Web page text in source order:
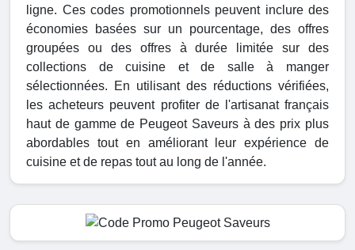
ligne. Ces codes promotionnels peuvent inclure des
économies basées sur un pourcentage, des offres
groupées ou des offres à durée limitée sur des
collections de cuisine et de salle à manger
sélectionnées. En utilisant des réductions vérifiées,
les acheteurs peuvent profiter de l'artisanat français
haut de gamme de Peugeot Saveurs à des prix plus
abordables tout en améliorant leur expérience de
cuisine et de repas tout au long de l'année.